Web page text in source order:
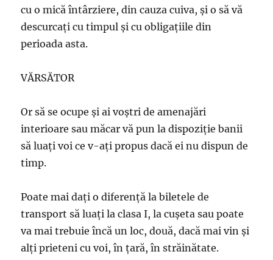
cu o mică întârziere, din cauza cuiva, şi o să vă
descurcaţi cu timpul şi cu obligaţiile din
perioada asta.
VĂRSĂTOR
Or să se ocupe şi ai voştri de amenajări
interioare sau măcar vă pun la dispoziţie banii
să luaţi voi ce v-aţi propus dacă ei nu dispun de
timp.
Poate mai daţi o diferenţă la biletele de
transport să luaţi la clasa I, la cuşeta sau poate
va mai trebuie încă un loc, două, dacă mai vin şi
alţi prieteni cu voi, în ţară, în străinătate.